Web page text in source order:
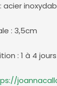
: 3,5cm
: 1 à 4 jours